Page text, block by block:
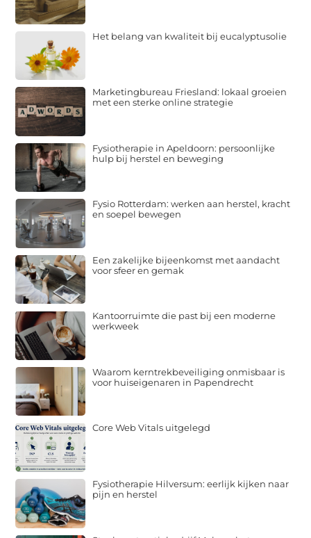
Het belang van kwaliteit bij eucalyptusolie
Marketingbureau Friesland: lokaal groeien
met een sterke online strategie
Fysiotherapie in Apeldoorn: persoonlijke
hulp bij herstel en beweging
Fysio Rotterdam: werken aan herstel, kracht
en soepel bewegen
Een zakelijke bijeenkomst met aandacht
voor sfeer en gemak
Kantoorruimte die past bij een moderne
werkweek
Waarom kerntrekbeveiliging onmisbaar is
voor huiseigenaren in Papendrecht
Core Web Vitals uitgelegd
Fysiotherapie Hilversum: eerlijk kijken naar
pijn en herstel